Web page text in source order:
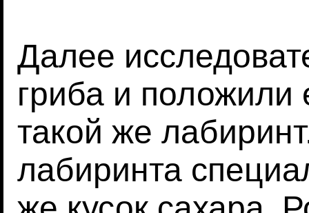
Далее
гриба и положили
такой же
лабиринта